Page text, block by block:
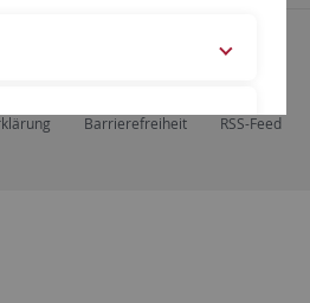
Tübingen, Tübingen
Barrierefreiheit RSS-Feed